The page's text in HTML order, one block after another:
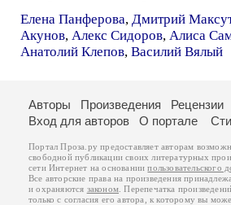
Елена Панферова, Дмитрий
Акунов, Алекс Сидоров, Алиса
Анатолий Клепов, Василий Вялый
Авторы Произведения Рецензии
Вход для авторов
О портале
Портал Проза.ру предоставляет авторам
свободной публикации своих литературных
сети Интернет на основаниипользовательского
Все авторские права на произведения
и охраняются законом . Перепечатка
только с согласия его автора, к которому вы